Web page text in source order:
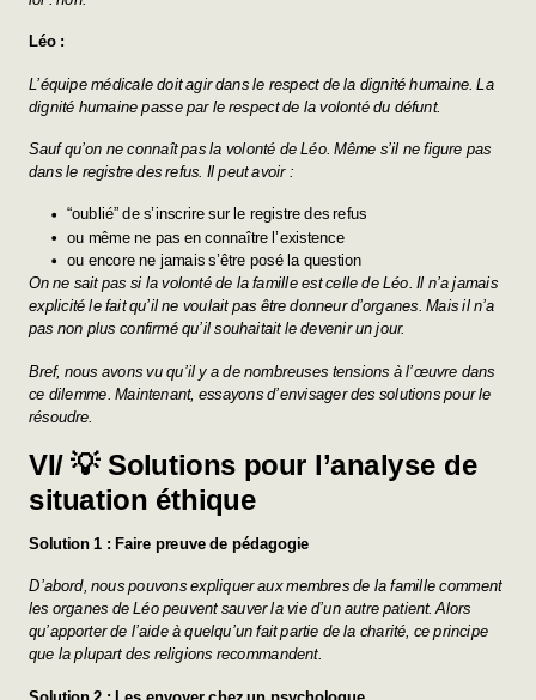
Léo :
L’équipe médicale doit agir dans le respect de la dignité humaine. La
dignité humaine passe par le respect de la volonté du défunt.
Sauf qu’on ne connaît pas la volonté de Léo. Même s’il ne figure pas
dans le registre des refus. Il peut avoir :
“oublié” de s’inscrire sur le registre des refus
ou même ne pas en connaître l’existence
ou encore ne jamais s’être posé la question
On ne sait pas si la volonté de la famille est celle de Léo. Il n’a jamais
explicité le fait qu’il ne voulait pas être donneur d’organes. Mais il n’a
pas non plus confirmé qu’il souhaitait le devenir un jour.
Bref, nous avons vu qu’il y a de nombreuses tensions à l’œuvre dans
ce dilemme. Maintenant, essayons d’envisager des solutions pour le
résoudre.
VI/ 💡 Solutions pour l’analyse de
situation éthique
Solution 1 : Faire preuve de pédagogie
D’abord, nous pouvons expliquer aux membres de la famille comment
les organes de Léo peuvent sauver la vie d’un autre patient. Alors
qu’apporter de l’aide à quelqu’un fait partie de la charité, ce principe
que la plupart des religions recommandent.
Solution 2 : Les envoyer chez un psychologue